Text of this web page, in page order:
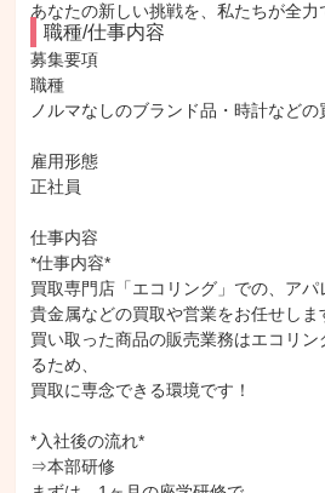
あなたの新しい挑戦を、私たちが全力
職種/仕事内容
募集要項
職種
ノルマなしのブランド品・時計などの
雇用形態
正社員
仕事内容
*仕事内容*
買取専門店「エコリング」での、アパ
貴金属などの買取や営業をお任せしま
買い取った商品の販売業務はエコリ
るため、
買取に専念できる環境です！
*入社後の流れ*
⇒本部研修